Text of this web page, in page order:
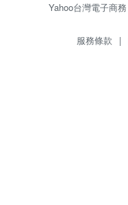
Yahoo台灣電子商
服務條款 |